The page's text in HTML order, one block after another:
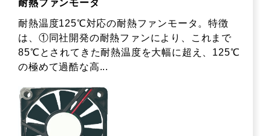
耐熱ファンモータ
耐熱温度125℃対応の耐熱ファンモータ。特徴
は、①同社開発の耐熱ファンにより、これまで
85℃とされてきた耐熱温度を大幅に超え、125℃
の極めて過酷な高...